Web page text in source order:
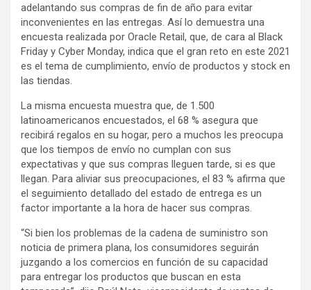
adelantando sus compras de fin de año para evitar
inconvenientes en las entregas. Así lo demuestra una
encuesta realizada por Oracle Retail, que, de cara al Black
Friday y Cyber Monday, indica que el gran reto en este 2021
es el tema de cumplimiento, envío de productos y stock en
las tiendas.
La misma encuesta muestra que, de 1.500
latinoamericanos encuestados, el 68 % asegura que
recibirá regalos en su hogar, pero a muchos les preocupa
que los tiempos de envío no cumplan con sus
expectativas y que sus compras lleguen tarde, si es que
llegan. Para aliviar sus preocupaciones, el 83 % afirma que
el seguimiento detallado del estado de entrega es un
factor importante a la hora de hacer sus compras.
“Si bien los problemas de la cadena de suministro son
noticia de primera plana, los consumidores seguirán
juzgando a los comercios en función de su capacidad
para entregar los productos que buscan en esta